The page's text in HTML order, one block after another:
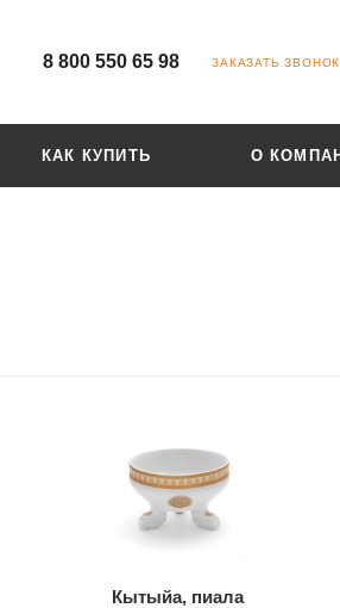
8 800 550 65 98 ЗАКАЗАТЬ ЗВОНОК
КАК КУПИТЬ О
Кытыйа, пиала